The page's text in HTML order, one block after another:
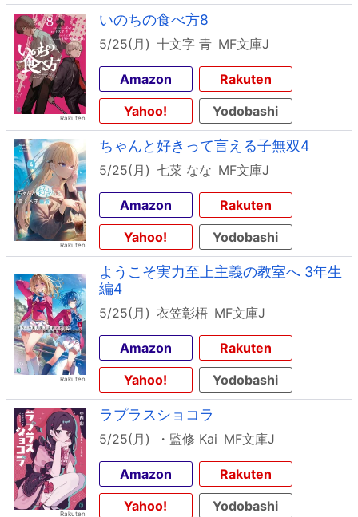
いのちの食べ方8
5/25(月) 十文字 青 MF文庫J
Amazon
Rakuten
Yahoo!
Yodobashi
ちゃんと好きって言える子無双4
5/25(月) 七菜 なな MF文庫J
Amazon
Rakuten
Yahoo!
Yodobashi
ようこそ実力至上主義の教室へ 3年生
編4
5/25(月) 衣笠彰梧 MF文庫J
Amazon
Rakuten
Yahoo!
Yodobashi
ラプラスショコラ
5/25(月) ・監修 Kai MF文庫J
Amazon
Rakuten
Yahoo!
Yodobashi